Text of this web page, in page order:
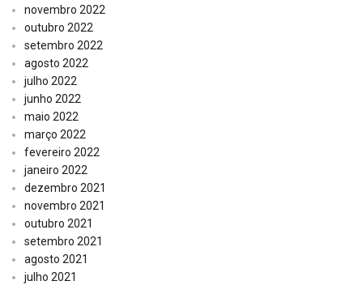
novembro 2022
outubro 2022
setembro 2022
agosto 2022
julho 2022
junho 2022
maio 2022
março 2022
fevereiro 2022
janeiro 2022
dezembro 2021
novembro 2021
outubro 2021
setembro 2021
agosto 2021
julho 2021